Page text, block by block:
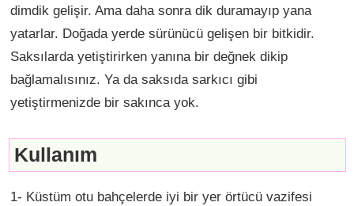
dimdik gelişir. Ama daha sonra dik duramayıp yana
yatarlar. Doğada yerde sürünücü gelişen bir bitkidir.
Saksılarda yetiştirirken yanına bir değnek dikip
bağlamalısınız. Ya da saksıda sarkıcı gibi
yetiştirmenizde bir sakınca yok.
Kullanım
1- Küstüm otu bahçelerde iyi bir yer örtücü vazifesi